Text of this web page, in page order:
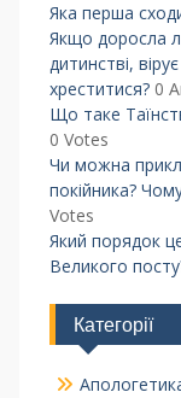
Яка перша
Якщо доросла
дитинстві,
хреститися? 0
Що таке
0 Votes
Чи можна
покійника?
Votes
Який порядок
Великого
Категорії